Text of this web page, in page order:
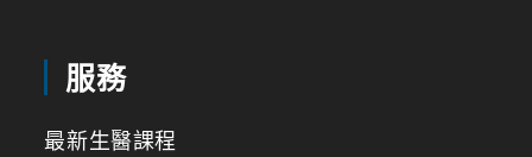
服務
最新生醫課程